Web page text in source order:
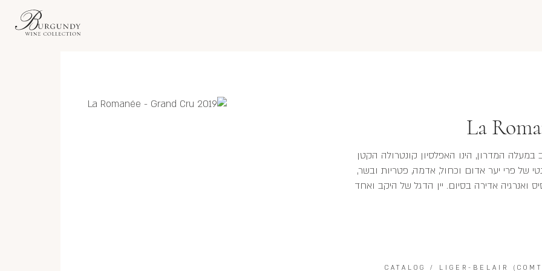
CATALOG / LIGER-BELAIR
La
המדרון, הינו האפלסיון קונטרולה הקטן
של פרי יער אדום וכחול, אדמה, פטריות ובשר,
ואנרגיה אדירה בסיום. יין הדגל של היקב ואחד